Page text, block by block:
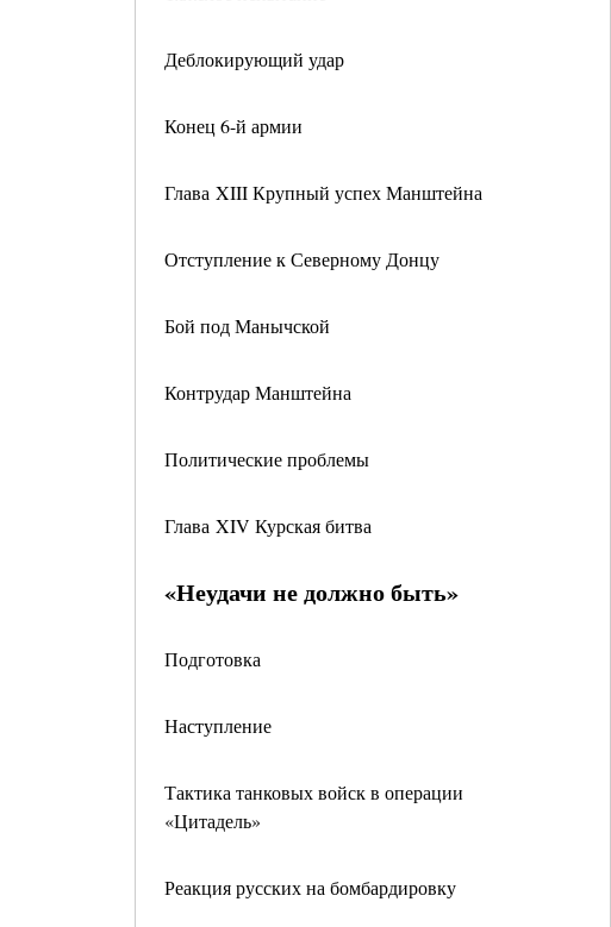
Деблокирующий удар
Конец 6-й армии
Глава XIII Крупный успех Манштейна
Отступление к Северному Донцу
Бой под Манычской
Контрудар Манштейна
Политические проблемы
Глава XIV Курская битва
«Неудачи не должно быть»
Подготовка
Наступление
Тактика танковых войск в операции
«Цитадель»
Реакция русских на бомбардировку